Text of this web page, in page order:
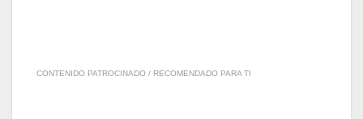
CONTENIDO PATROCINADO / RECOMENDADO PARA TI